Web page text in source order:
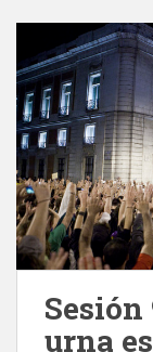
Sesión
urna